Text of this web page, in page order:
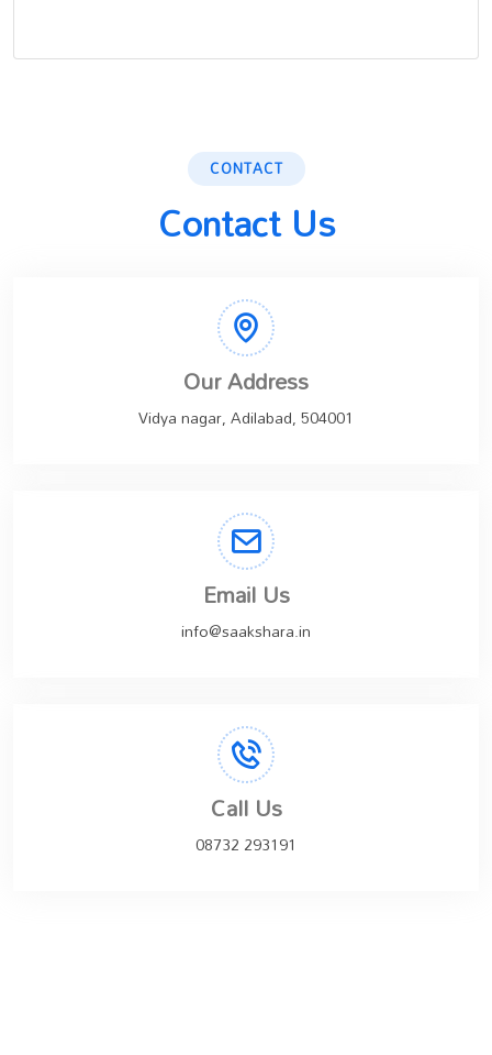
CONTACT
Contact Us
Our Address
Vidya nagar, Adilabad, 504001
Email Us
info@saakshara.in
Call Us
08732 293191